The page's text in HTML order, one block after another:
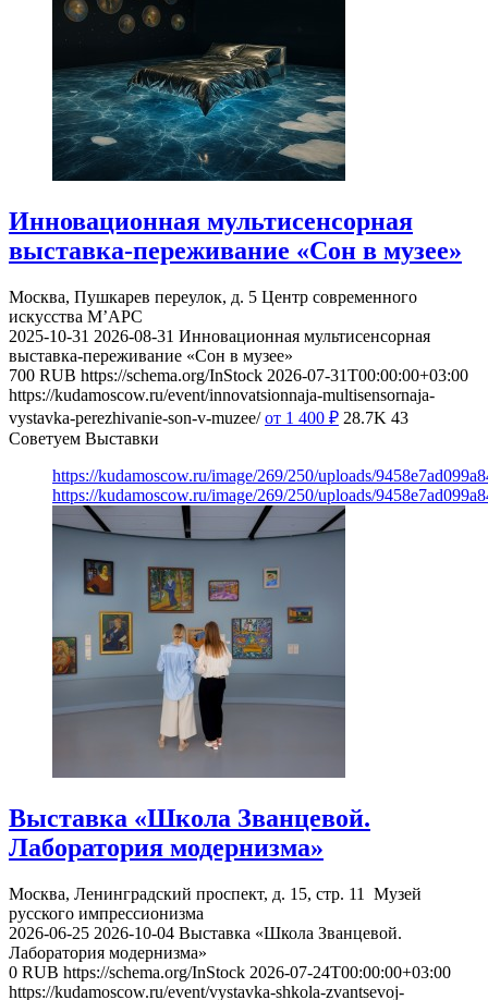
Инновационная мультисенсорная
выставка-переживание «Сон в музее»
Москва, Пушкарев переулок, д. 5 Центр современного
искусства М’АРС
2025-10-31 2026-08-31 Инновационная мультисенсорная
выставка-переживание «Сон в музее»
700 RUB https://schema.org/InStock 2026-07-31T00:00:00+03:00
https://kudamoscow.ru/event/innovatsionnaja-multisensornaja-
vystavka-perezhivanie-son-v-muzee/ от 1 400 ₽ 28.7K 43
Советуем Выставки
https://kudamoscow.ru/image/269/250/uploads/
https://kudamoscow.ru/image/269/250/uploads/
Выставка «Школа Званцевой.
Лаборатория модернизма»
Москва, Ленинградский проспект, д. 15, стр. 11
Музей
русского импрессионизма
2026-06-25 2026-10-04 Выставка «Школа Званцевой.
Лаборатория модернизма»
0 RUB https://schema.org/InStock 2026-07-24T00:00:00+03:00
https://kudamoscow.ru/event/vystavka-shkola-zvantsevoj-